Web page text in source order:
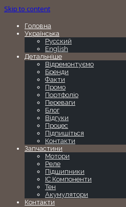
Skip to content
Головна
Українська
Русский
English
Детальніше
Відремонтуємо
Бренди
Факти
Промо
Портфоліо
Переваги
Блог
Відгуки
Процес
Підпишіться
Контакти
Запчастини
Мотори
Реле
Підшипники
IC Компоненти
Тен
Акумулятори
Контакти